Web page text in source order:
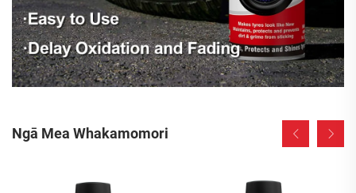
Ngā Mea Whakamomori